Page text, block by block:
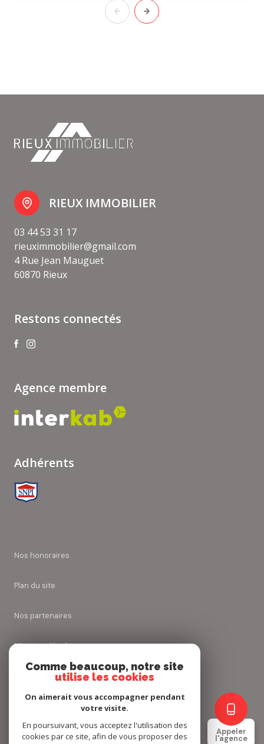
Appeler
l'agence
RIEUX IMMOBILIER
03 44 53 31 17
rieuximmobilier@gmail.com
4 Rue Jean Mauguet
60870 Rieux
Restons connectés
Agence membre
Adhérents
nos honoraires
plan du site
nos partenaires
mentions légales
cookies
Comme beaucoup, notre site
utilise les cookies
On aimerait vous accompagner pendant
votre visite.
En poursuivant, vous acceptez l'utilisation des
cookies par ce site, afin de vous proposer des